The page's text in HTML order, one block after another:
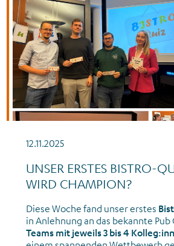
12.11.2025
UNSER ERSTES BISTRO-
WIRD CHAMPION?
Diese Woche fand unser erstes
in Anlehnung an das bekannte
Teams mit jeweils 3 bis 4